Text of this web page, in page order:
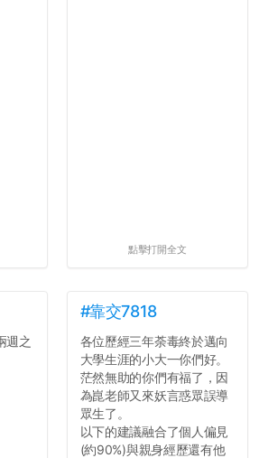
點擊打開全文
週之
#靠交7818
各位歷經三年荼毒終於邁向
大學生涯的小大一你們好。
茫然無助的你們有福了，因
為崑老師又來妖言惑眾誤導
眾生了。
以下的建議融合了個人偏見
(約90%)與親身經歷還有他